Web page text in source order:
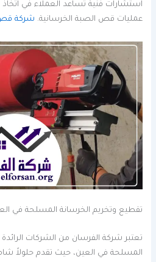
استشارات فنية تساعد العملاء في
عمليات قص الصبة الخرسانية. شركة قص
تقطيع وتخريم الخرسانة المسلحة في
تعتبر شركة الفرسان من الشركات
المسلحة في العين، حيث تقدم حلولاً